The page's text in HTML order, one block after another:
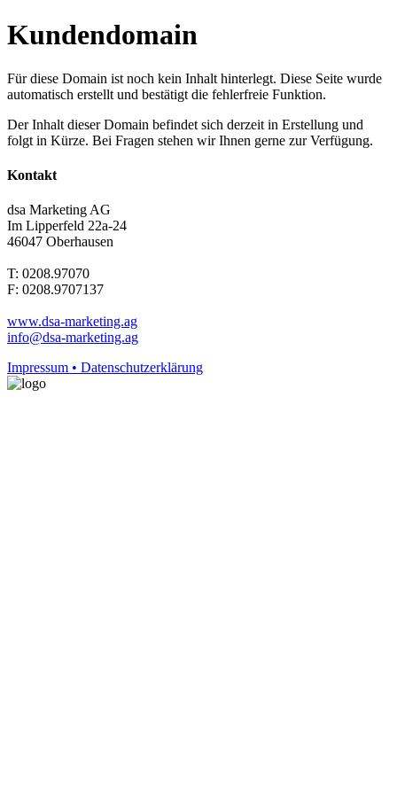
Kundendomain
Für diese Domain ist noch kein Inhalt hinterlegt. Diese Seite wurde
automatisch erstellt und bestätigt die fehlerfreie Funktion.
Der Inhalt dieser Domain befindet sich derzeit in Erstellung und
folgt in Kürze. Bei Fragen stehen wir Ihnen gerne zur Verfügung.
Kontakt
dsa Marketing AG
Im Lipperfeld 22a-24
46047 Oberhausen
T: 0208.97070
F: 0208.9707137
www.dsa-marketing.ag
info@dsa-marketing.ag
Impressum • Datenschutzerklärung